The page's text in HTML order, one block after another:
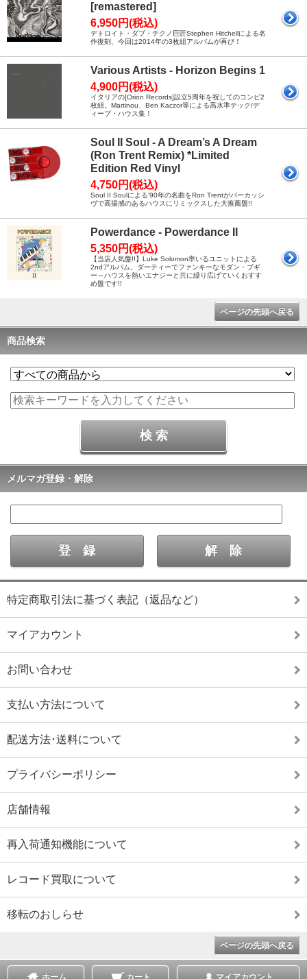
[remastered]
6,950円(税込)
デトロイト・ダブ・テクノ巨匠Stephen Hitchellによる名
作復刻、今回は2014年の3枚組アルバムが再び！
Various Artists - Horizon Begins 1
4,900円(税込)
イタリアの[Orion Records]設立5周年を祝してのコンピ2
枚組。Martinou、Ben Kaczor等による高水準テック/デ
ィープ・ハウス集！
Soul II Soul - A Dream’s A Dream
(Ron Trent Remix) *Limited
Edition Red Vinyl
4,750円(税込)
Soul II Soulによる'90年の名曲をRon Trentがパーカッシ
ヴで高揚感のあるハウスにリミックスした大推薦盤!!
Powerdance - Powerdance II
5,350円(税込)
【当店人気盤!!】Luke Solomon率いるユニットによる
2ndアルバム。ダーティーでファンキーなモダン・ブギ
ー～ハウスを熱いエナジーと共に繰り広げていくおすす
め盤です!!
ページの先頭へ戻る
商品検索
メルマガ登録・解除
特定商取引法に基づく表記（返品など）
マイアカウント
お問い合わせ
支払い方法について
配送方法･送料について
プライバシーポリシー
店舗情報
再入荷通知機能について
レコード買取について
移転のおしらせ
ページの先頭へ戻る
ホーム カート マイアカウント